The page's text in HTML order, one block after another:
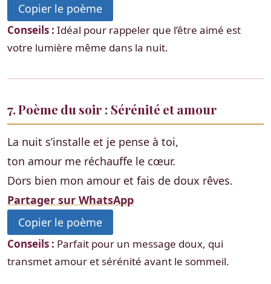
Copier le poème
Conseils : Idéal pour rappeler que l’être aimé est
votre lumière même dans la nuit.
7. Poème du soir : Sérénité et amour
La nuit s’installe et je pense à toi,
ton amour me réchauffe le cœur.
Dors bien mon amour et fais de doux rêves.
Partager sur WhatsApp
Copier le poème
Conseils : Parfait pour un message doux, qui
transmet amour et sérénité avant le sommeil.